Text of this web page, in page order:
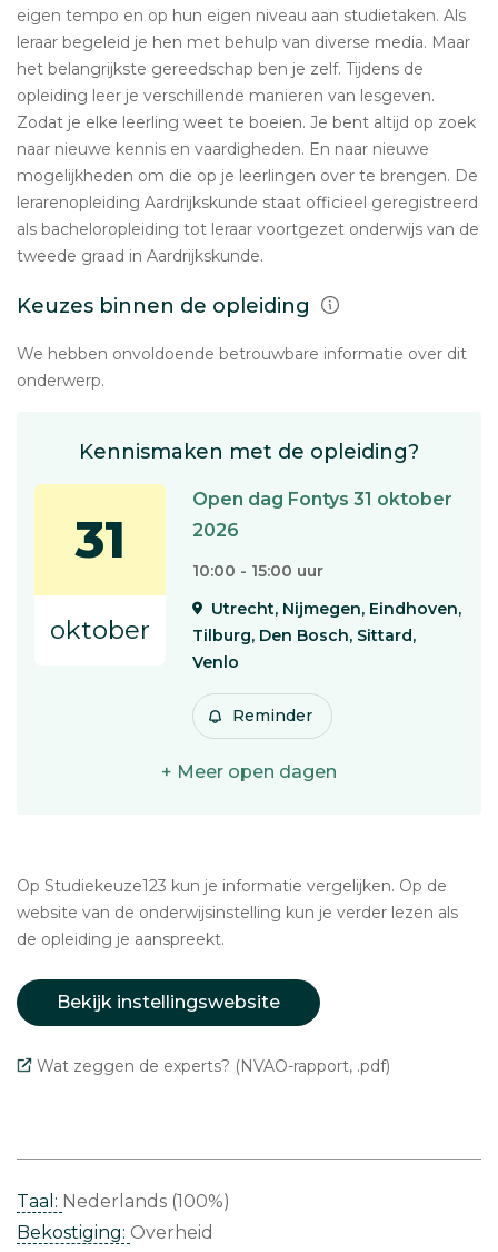
eigen tempo en op hun eigen niveau aan studietaken. Als
leraar begeleid je hen met behulp van diverse media. Maar
het belangrijkste gereedschap ben je zelf. Tijdens de
opleiding leer je verschillende manieren van lesgeven.
Zodat je elke leerling weet te boeien. Je bent altijd op zoek
naar nieuwe kennis en vaardigheden. En naar nieuwe
mogelijkheden om die op je leerlingen over te brengen. De
lerarenopleiding Aardrijkskunde staat officieel geregistreerd
als bacheloropleiding tot leraar voortgezet onderwijs van de
tweede graad in Aardrijkskunde.
Keuzes binnen de opleiding
We hebben onvoldoende betrouwbare informatie over dit
onderwerp.
Kennismaken met de opleiding?
31
oktober
Open dag Fontys 31 oktober
2026
10:00 - 15:00 uur
Utrecht, Nijmegen, Eindhoven,
Tilburg, Den Bosch, Sittard,
Venlo
Reminder
+ Meer open dagen
Op Studiekeuze123 kun je informatie vergelijken. Op de
website van de onderwijsinstelling kun je verder lezen als
de opleiding je aanspreekt.
Bekijk instellingswebsite
Wat zeggen de experts? (NVAO-rapport, .pdf)
Taal: Nederlands (100%)
Bekostiging: Overheid